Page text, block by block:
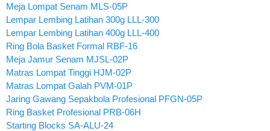
Meja Lompat Senam MLS-05P
Lempar Lembing Latihan 300g LLL-300
Lempar Lembing Latihan 400g LLL-400
Ring Bola Basket Formal RBF-16
Meja Jamur Senam MJSL-02P
Matras Lompat Tinggi HJM-02P
Matras Lompat Galah PVM-01P
Jaring Gawang Sepakbola Profesional PFGN-05P
Ring Basket Profesional PRB-06H
Starting Blocks SA-ALU-24